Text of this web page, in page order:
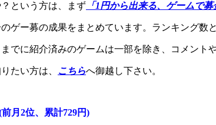
？という方は、まず 「1円から出来る、ゲームで募
ゲー募の成果をまとめています。ランキング数
でに紹介済みのゲームは一部を除き、コメント
たい方は、 こちらへ御越し下さい。
月2位、累計729円)